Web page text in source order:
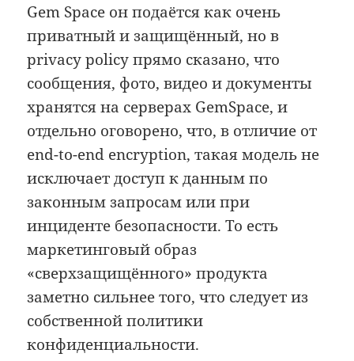
Gem Space он подаётся как очень
приватный и защищённый, но в
privacy policy прямо сказано, что
сообщения, фото, видео и документы
хранятся на серверах GemSpace, и
отдельно оговорено, что, в отличие от
end-to-end encryption, такая модель не
исключает доступ к данным по
законным запросам или при
инциденте безопасности. То есть
маркетинговый образ
«сверхзащищённого» продукта
заметно сильнее того, что следует из
собственной политики
конфиденциальности.